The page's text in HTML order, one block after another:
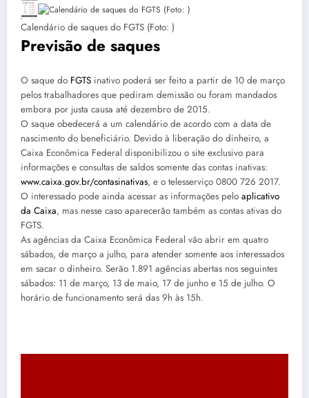
Calendário de saques do FGTS (Foto: )
Previsão de saques
O saque do FGTS inativo poderá ser feito a partir de 10 de março
pelos trabalhadores que pediram demissão ou foram mandados
embora por justa causa até dezembro de 2015.
O saque obedecerá a um calendário de acordo com a data de
nascimento do beneficiário. Devido à liberação do dinheiro, a
Caixa Econômica Federal disponibilizou o site exclusivo para
informações e consultas de saldos somente das contas inativas:
www.caixa.gov.br/contasinativas, e o telesserviço 0800 726 2017.
O interessado pode ainda acessar as informações pelo aplicativo
da Caixa, mas nesse caso aparecerão também as contas ativas do
FGTS.
As agências da Caixa Econômica Federal vão abrir em quatro
sábados, de março a julho, para atender somente aos interessados
em sacar o dinheiro. Serão 1.891 agências abertas nos seguintes
sábados: 11 de março, 13 de maio, 17 de junho e 15 de julho. O
horário de funcionamento será das 9h às 15h.